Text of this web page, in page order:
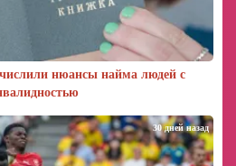
нюансы найма людей с
30 дней назад